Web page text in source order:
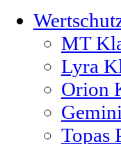
MT
Lyra
Orion
Topas